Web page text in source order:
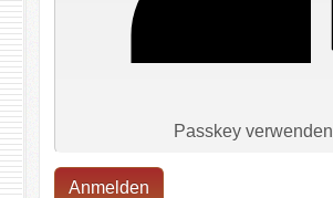
Passkey verwenden
Anmelden